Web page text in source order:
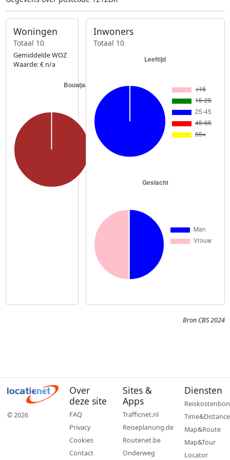
Woningen
Totaal 10
Gemiddelde WOZ
Waarde: € n/a
Inwoners
Totaal 10
Bron CBS 2024
© 2026
Over
deze site
FAQ
Privacy
Cookies
Contact
Sites &
Apps
Trafficnet.nl
Reiseplanung.de
Routenet.be
Onderweg
Diensten
Reiskostenbon
Time&Distance
Map&Route
Map&Tour
Locator